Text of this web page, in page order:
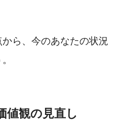
ら、今のあなたの状況
値観の見直し